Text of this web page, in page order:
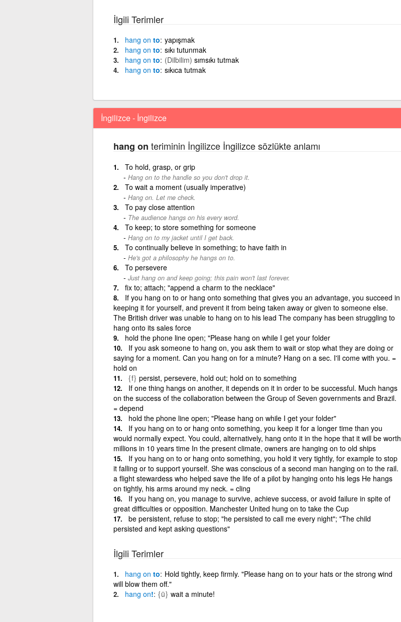
İlgili Terimler
hang on to yapışmak
hang on to sıkı tutunmak
hang on to (Dilbilim) sımsıkı tutmak
hang on to sıkıca tutmak
İngilizce - İngilizce
hang on teriminin İngilizce İngilizce sözlükte anlamı
To hold, grasp, or grip
Hang on to the handle so you don't drop it.
To wait a moment (usually imperative)
Hang on. Let me check.
To pay close attention
The audience hangs on his every word.
To keep; to store something for someone
Hang on to my jacket until I get back.
To continually believe in something; to have faith in
He's got a philosophy he hangs on to.
To persevere
Just hang on and keep going; this pain won't last forever.
fix to; attach; "append a charm to the necklace"
If you hang on to or hang onto something that gives you an advantage, you succeed in
keeping it for yourself, and prevent it from being taken away or given to someone else.
The British driver was unable to hang on to his lead The company has been struggling to
hang onto its sales force
hold the phone line open; "Please hang on while I get your folder
If you ask someone to hang on, you ask them to wait or stop what they are doing or
saying for a moment. Can you hang on for a minute? Hang on a sec. I'll come with you. =
hold on
{f} persist, persevere, hold out; hold on to something
If one thing hangs on another, it depends on it in order to be successful. Much hangs
on the success of the collaboration between the Group of Seven governments and Brazil.
= depend
hold the phone line open; "Please hang on while I get your folder"
If you hang on to or hang onto something, you keep it for a longer time than you
would normally expect. You could, alternatively, hang onto it in the hope that it will be worth
millions in 10 years time In the present climate, owners are hanging on to old ships
If you hang on to or hang onto something, you hold it very tightly, for example to stop
it falling or to support yourself. She was conscious of a second man hanging on to the rail.
a flight stewardess who helped save the life of a pilot by hanging onto his legs He hangs
on tightly, his arms around my neck. = cling
If you hang on, you manage to survive, achieve success, or avoid failure in spite of
great difficulties or opposition. Manchester United hung on to take the Cup
be persistent, refuse to stop; "he persisted to call me every night"; "The child
persisted and kept asking questions"
İlgili Terimler
hang on to Hold tightly, keep firmly. "Please hang on to your hats or the strong wind
will blow them off."
hang on! {ü} wait a minute!